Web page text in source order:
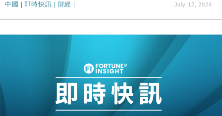
Google晶片
10:57
財經｜美商務部擬擴大金屬關稅範圍 14類產品或加徵
中國 | 即時快訊 | 財經 | July 12, 2024